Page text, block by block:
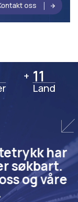
oss
+ 11
11
Land
har
søkbart.
og våre